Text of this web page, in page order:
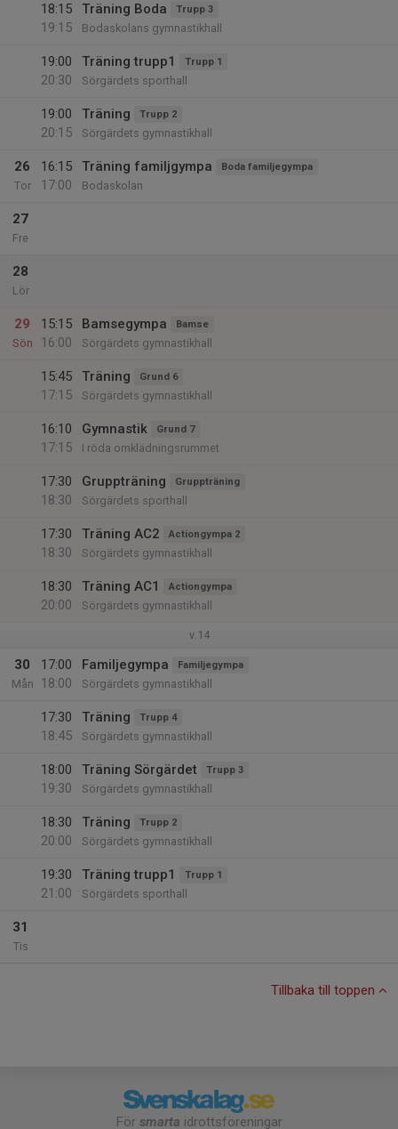
18:15
19:15
Träning Boda Trupp 3
Bodaskolans gymnastikhall
19:00
20:30
Träning trupp1 Trupp 1
Sörgärdets sporthall
19:00
20:15
Träning Trupp 2
Sörgärdets gymnastikhall
26
Tor
16:15
17:00
Träning familjgympa Boda familjegympa
Bodaskolan
27
Fre
28
Lör
29
Sön
15:15
16:00
Bamsegympa Bamse
Sörgärdets gymnastikhall
15:45
17:15
Träning Grund 6
Sörgärdets gymnastikhall
16:10
17:15
Gymnastik Grund 7
I röda omklädningsrummet
17:30
18:30
Gruppträning Gruppträning
Sörgärdets sporthall
17:30
18:30
Träning AC2 Actiongympa 2
Sörgärdets gymnastikhall
18:30
20:00
Träning AC1 Actiongympa
Sörgärdets gymnastikhall
v.14
30
Mån
17:00
18:00
Familjegympa Familjegympa
Sörgärdets gymnastikhall
17:30
18:45
Träning Trupp 4
Sörgärdets gymnastikhall
18:00
19:30
Träning Sörgärdet Trupp 3
Sörgärdets gymnastikhall
18:30
20:00
Träning Trupp 2
Sörgärdets gymnastikhall
19:30
21:00
Träning trupp1 Trupp 1
Sörgärdets sporthall
31
Tis
Tillbaka till toppen
För smarta idrottsföreningar